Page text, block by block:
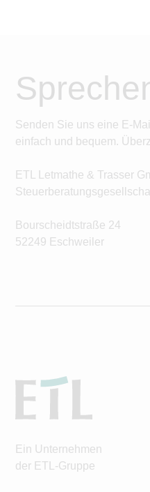
Senden Sie uns eine E-
einfach und bequem.
ETL Letmathe & Trasser
Bourscheidtstraße 24
52249 Eschweiler
Ein Unternehmen
der ETL-Gruppe